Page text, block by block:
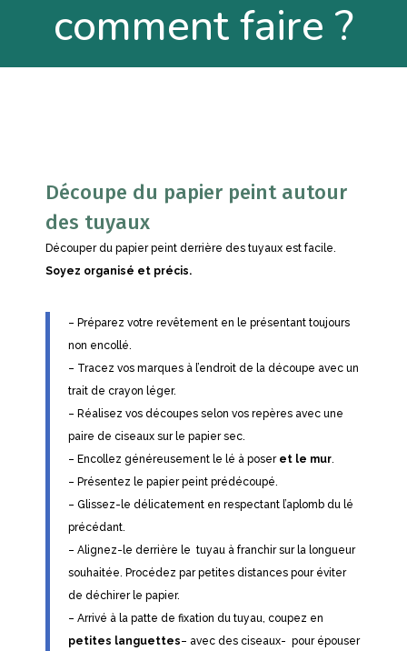
comment faire ?
Découpe du papier peint autour
des tuyaux
Découper du papier peint derrière des tuyaux est facile.
Soyez organisé et précis.
– Préparez votre revêtement en le présentant toujours
non encollé.
– Tracez vos marques à l’endroit de la découpe avec un
trait de crayon léger.
– Réalisez vos découpes selon vos repères avec une
paire de ciseaux sur le papier sec.
– Encollez généreusement le lé à poser et le mur.
– Présentez le papier peint prédécoupé.
– Glissez-le délicatement en respectant l’aplomb du lé
précédant.
– Alignez-le derrière le tuyau à franchir sur la longueur
souhaitée. Procédez par petites distances pour éviter
de déchirer le papier.
– Arrivé à la patte de fixation du tuyau, coupez en
petites languettes– avec des ciseaux- pour épouser